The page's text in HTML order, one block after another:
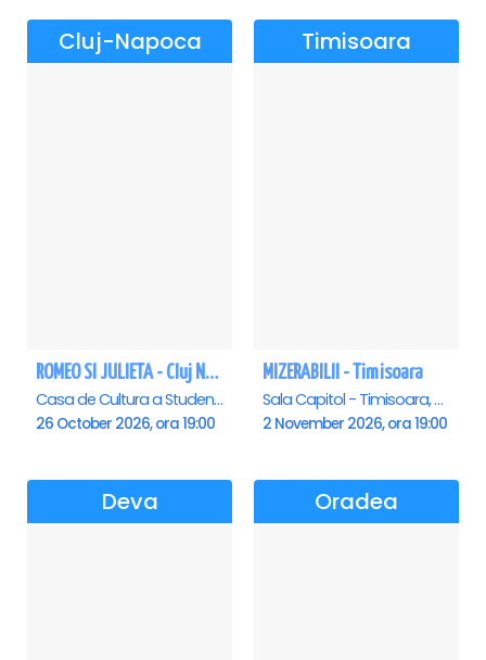
Cluj-Napoca
ROMEO SI JULIETA - Cluj Napoca
Casa de Cultura a Studentilor Dumitru Farcas, Cluj-Napoca
26 October 2026, ora 19:00
Timisoara
MIZERABILII - Timisoara
Sala Capitol - Timisoara, Timisoara
2 November 2026, ora 19:00
Deva Oradea